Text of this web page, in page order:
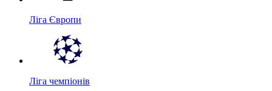
Ліга Європи
Ліга чемпіонів